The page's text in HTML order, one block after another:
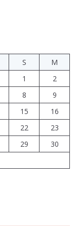
S
M
1
2
8
9
15
16
22
23
29
30